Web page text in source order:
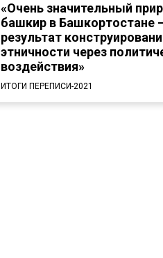
«Очень значительный
башкир в Башкортостане
результат
этничности через
воздействия»
ИТОГИ ПЕРЕПИСИ-2021